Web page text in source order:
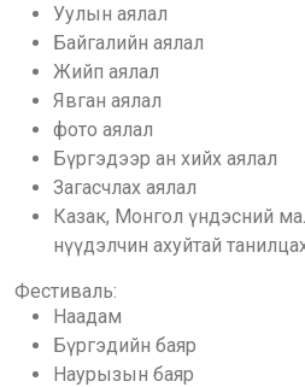
Уулын аялал
Байгалийн аялал
Жийп аялал
Явган аялал
фото аялал
Бүргэдээр ан хийх аялал
Загасчлах аялал
Казак, Монгол үндэсний
нүүдэлчин ахуйтай
Фестиваль:
Наадам
Бүргэдийн баяр
Наурызын баяр